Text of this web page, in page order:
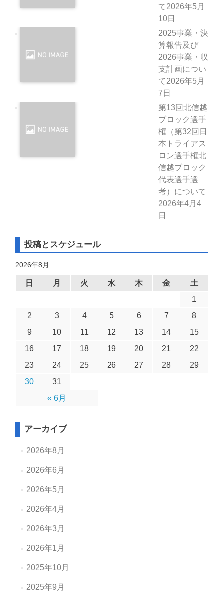
て2026年5月
10日
2025事業・決
算報告及び
2026事業・収
支計画につい
て2026年5月
7日
第13回北信越
ブロック選手
権（第32回日
本トライアス
ロン選手権北
信越ブロック
代表選手選
考）について
2026年4月4
日
投稿とスケジュール
2026年8月
日 月 火 水 木 金 土
« 6月
1
2
3 4 5 6 7
8
9
10 11 12 13 14
15
16
17 18 19 20 21
22
23
24 25 26 27 28
29
30
31
アーカイブ
2026年8月
2026年6月
2026年5月
2026年4月
2026年3月
2026年1月
2025年10月
2025年9月